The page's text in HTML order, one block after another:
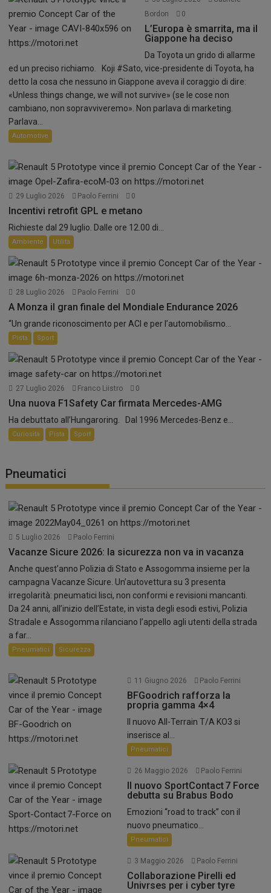
Bordon
0
L’Europa è smarrita, ma il
Giappone ha deciso
Da Toyota un grido di allarme
ed un preciso richiamo. Koji #Sato, vice-presidente di Toyota, ha
detto la cosa che nessuno in Giappone aveva il coraggio di dire:
«Unless things change, we will not survive» (se le cose non
cambiano, non sopravviveremo». Non parlava di marketing.
Parlava...
Automotive
29 Luglio 2026 Paolo Ferrini 0
Incentivi retrofit GPL e metano
Richieste dal 29 luglio. Dalle ore 12.00 di...
Ambiente Utilità
28 Luglio 2026 Paolo Ferrini 0
A Monza il gran finale del Mondiale Endurance 2026
“Un grande riconoscimento per ACI e per l’automobilismo...
Pista Sport
27 Luglio 2026 Franco Liistro 0
Una nuova F1Safety Car firmata Mercedes-AMG
Ha debuttato all’Hungaroring. Dal 1996 Mercedes-Benz e...
Curiosità Pista Sport
Pneumatici
5 Luglio 2026 Paolo Ferrini
Vacanze Sicure 2026: la sicurezza non va in vacanza
Anche quest’anno Polizia di Stato e Assogomma insieme per la
campagna Vacanze Sicure. Un’autovettura su 3 presenta
irregolarità: pneumatici lisci, non conformi e revisioni mancanti.
Da 24 anni, all’inizio dell’Estate, in vista degli esodi estivi, Polizia
Stradale e Assogomma rilanciano l’appello agli utenti della strada
a far...
Pneumatici Sicurezza
11 Giugno 2026 Paolo Ferrini
BFGoodrich rafforza la
propria gamma 4×4
Il nuovo All-Terrain T/A KO3 si
inserisce al...
Pneumatici
26 Maggio 2026 Paolo Ferrini
Il nuovo SportContact 7 Force
debutta su Brabus Bodo
Emozioni “road to track” con il
nuovo pneumatico...
Pneumatici
3 Maggio 2026 Paolo Ferrini
Collaborazione Pirelli ed
Univrses per i cyber tyre